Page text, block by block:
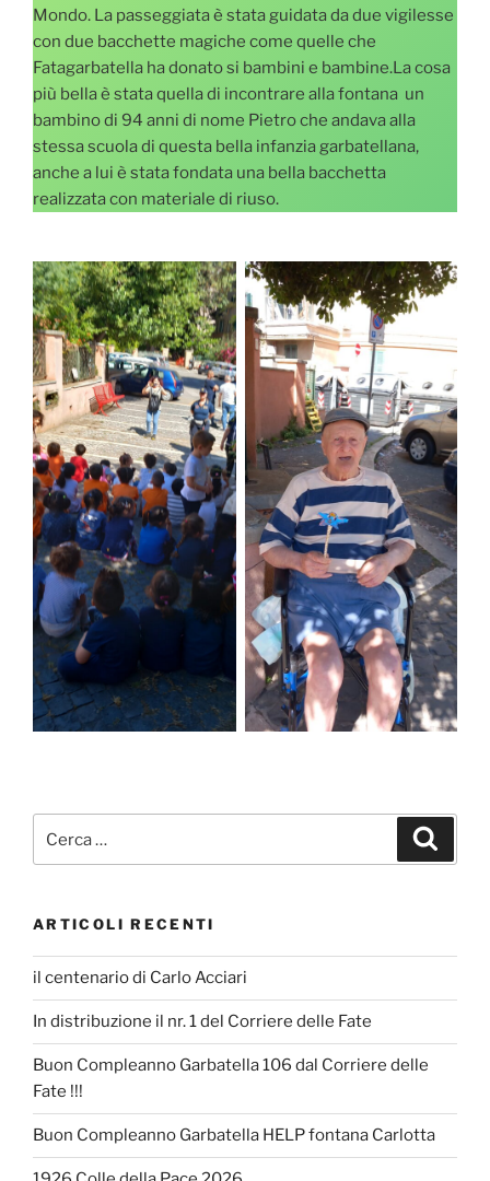
Mondo. La passeggiata è stata guidata da due vigilesse
con due bacchette magiche come quelle che
Fatagarbatella ha donato si bambini e bambine.La cosa
più bella è stata quella di incontrare alla fontana un
bambino di 94 anni di nome Pietro che andava alla
stessa scuola di questa bella infanzia garbatellana,
anche a lui è stata fondata una bella bacchetta
realizzata con materiale di riuso.
ARTICOLI RECENTI
il centenario di Carlo Acciari
In distribuzione il nr. 1 del Corriere delle Fate
Buon Compleanno Garbatella 106 dal Corriere delle
Fate !!!
Buon Compleanno Garbatella HELP fontana Carlotta